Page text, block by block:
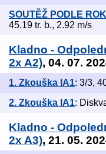
SOUTĚŽ PODLE
45.19 tr. b., 2.92 m/s
Kladno -
2x A2), 04. 07.
1. Zkouška IA1: 3/3,
2. Zkouška IA1:
Kladno -
2x A3), 21. 05.